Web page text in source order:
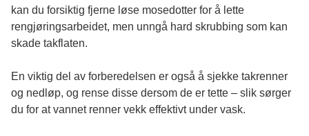
kan du forsiktig fjerne løse mosedotter for å lette
rengjøringsarbeidet, men unngå hard skrubbing som kan
skade takflaten.
En viktig del av forberedelsen er også å sjekke takrenner
og nedløp, og rense disse dersom de er tette – slik sørger
du for at vannet renner vekk effektivt under vask.